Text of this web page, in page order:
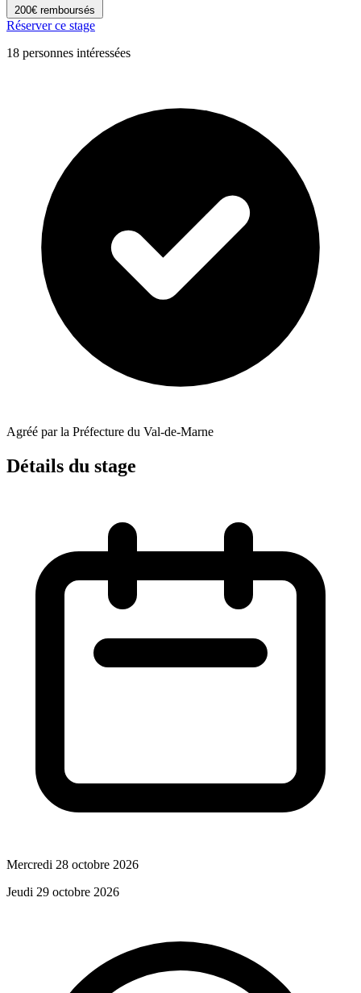
200€ remboursés
Réserver ce stage
18 personnes intéressées
Agréé par la Préfecture du Val-de-Marne
Détails du stage
Mercredi 28 octobre 2026
Jeudi 29 octobre 2026